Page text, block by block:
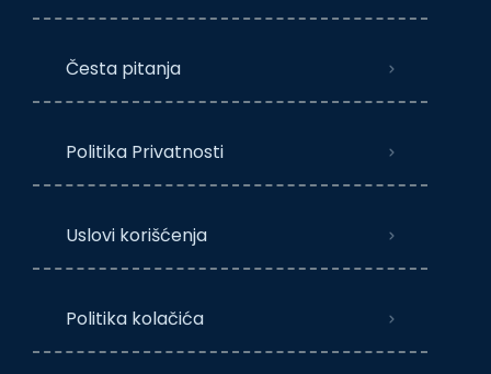
Česta pitanja
Politika Privatnosti
Uslovi korišćenja
Politika kolačića